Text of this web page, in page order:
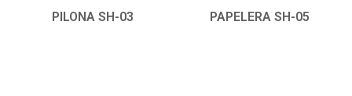
PILONA SH-03
PAPELERA SH-05